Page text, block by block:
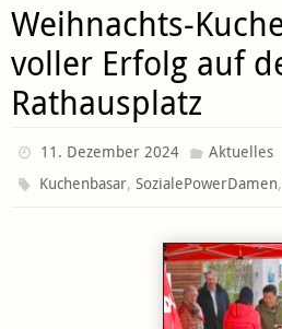
Weihnachts-
voller Erfolg auf
Rathausplatz
11. Dezember 2024
Aktuelles
Kuchenbasar,SozialePowerDamen